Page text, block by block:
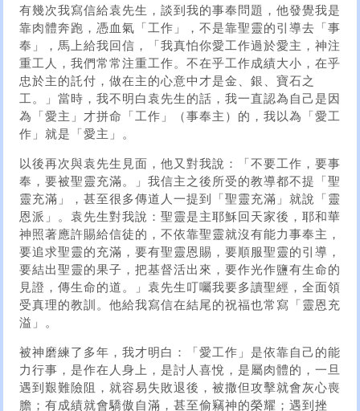
有幾次我寫信給袁先生，談到我的事奉問題，他發覺我是
靠肉體奔跑，憑血氣「工作」，不是靠聖靈的引導去「事
奉」，馬上給我回信，「我真怕你愛工作過於愛主，神注
重工人，我們常常注重工作。不在乎工作成績大小，在乎
忠於主的託付，做在主的心意中才是金、銀、寶石之
工。」當時，我不明白袁先生的話，我一直認為自己是因
為「愛主」才拼命「工作」（事奉主）的，我以為「愛工
作」就是「愛主」。
以後再次與袁先生見面，他又對我說：「不要工作，要事
奉，要被聖靈充滿。」我信主之後所受的教導都不提「聖
靈充滿」，甚至很多傳道人一提到「聖靈充滿」就說「靈
恩派」。袁先生對我說：聖靈是主耶穌回天家後，耶和華
神照著應許賜給信徒的，不依靠聖靈就沒有能力事奉主，
要追求聖靈的充滿，要有聖靈恩賜，要順服聖靈的引導，
要結出聖靈的果子，把基督活出來，要作光作鹽有生命的
見證，傳生命的道。」袁先生叮囑我要多讀聖經，全面領
受真理的教訓。他給我寫信在結尾的祝福也常寫「靈恩充
溢」。
被神磨練了多年，我才明白：「愛工作」是依靠自己的能
力行事，是作在人身上，是討人喜悅，是屬肉體的，一旦
遇到艱難險阻，就容易失敗退後，被撒但攻擊就會灰心喪
膽；有成績就會驕傲自滿，甚至偷竊神的榮耀；遇到挫